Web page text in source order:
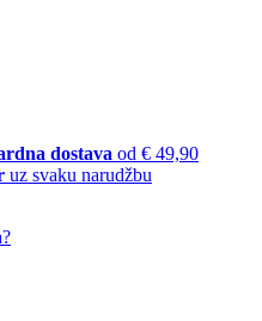
dostava od € 49,90
uz svaku narudžbu